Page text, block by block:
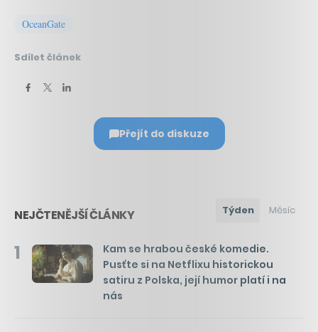
OceanGate
Sdílet článek
Přejít do diskuze
NEJČTENĚJŠÍ ČLÁNKY Týden Měsíc
1
Kam se hrabou české komedie.
Pusťte si na Netflixu historickou
satiru z Polska, její humor platí i na
nás